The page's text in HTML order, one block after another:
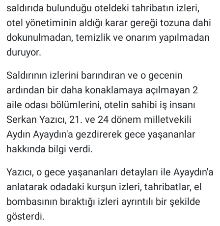
saldırıda bulunduğu oteldeki tahribatın izleri,
otel yönetiminin aldığı karar gereği tozuna dahi
dokunulmadan, temizlik ve onarım yapılmadan
duruyor.
Saldırının izlerini barındıran ve o gecenin
ardından bir daha konaklamaya açılmayan 2
aile odası bölümlerini, otelin sahibi iş insanı
Serkan Yazıcı, 21. ve 24 dönem milletvekili
Aydın Ayaydın'a gezdirerek gece yaşananlar
hakkında bilgi verdi.
Yazıcı, o gece yaşananları detayları ile Ayaydın'a
anlatarak odadaki kurşun izleri, tahribatlar, el
bombasının bıraktığı izleri ayrıntılı bir şekilde
gösterdi.